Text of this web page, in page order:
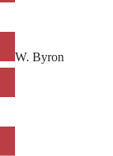
W. Byron